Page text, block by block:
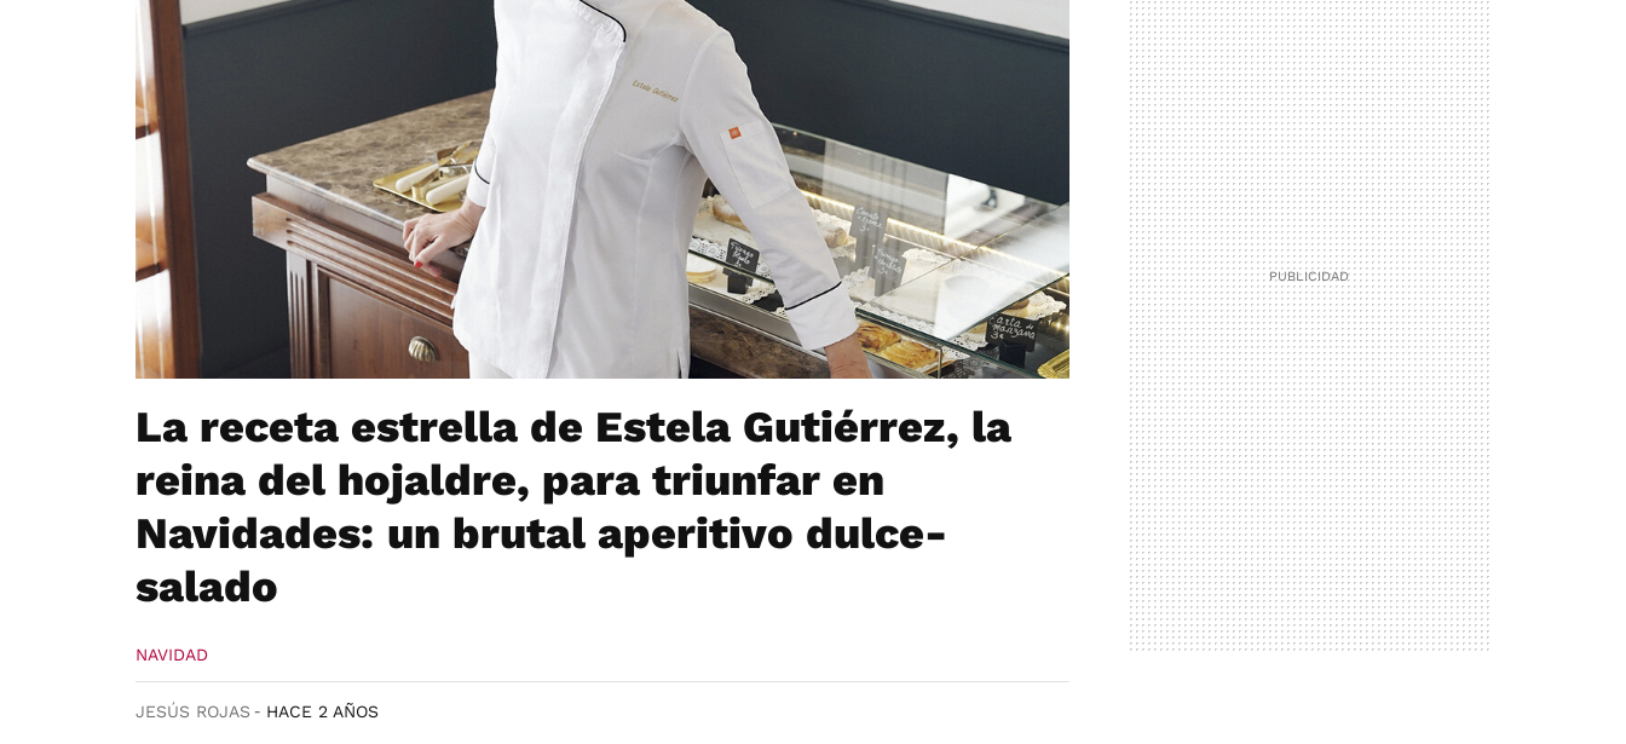
La receta estrella de Estela Gutiérrez, la
reina del hojaldre, para triunfar en
Navidades: un brutal aperitivo dulce-
salado
NAVIDAD
JESÚS ROJAS HACE 2 AÑOS